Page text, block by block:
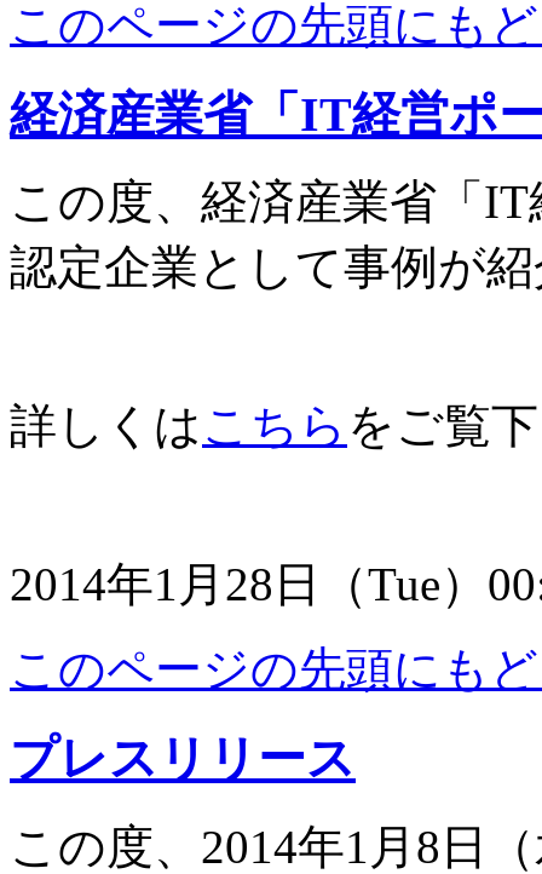
このページの先頭にも
経済産業省「IT経営ポ
この度、経済産業省「
認定企業として事例が
詳しくはこちら をご覧
2014年1月28日（Tue）
このページの先頭にも
プレスリリース
この度、2014年1月8日